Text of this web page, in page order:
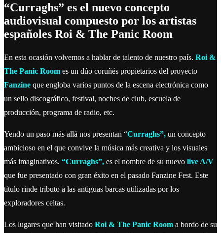
“Curraghs” es el nuevo concepto
audiovisual compuesto por los artistas
españoles Roi & The Panic Room
En esta ocasión volvemos a hablar de talento de nuestro país. Roi &
The Panic Room es un dúo coruñés propietarios del proyecto
Fanzine que engloba varios puntos de la escena electrónica como
un sello discográfico, festival, noches de club, escuela de
producción, programa de radio, etc.
Yendo un paso más allá nos presentan “Curraghs”, un concepto
ambicioso en el que convive la música más creativa y los visuales
más imaginativos. “Curraghs”, es el nombre de su nuevo live A/V
que fue presentado con gran éxito en el pasado Fanzine Fest. Este
título rinde tributo a las antiguas barcas utilizadas por los
exploradores celtas.
Los lugares que han visitado Roi & The Panic Room a bordo de su